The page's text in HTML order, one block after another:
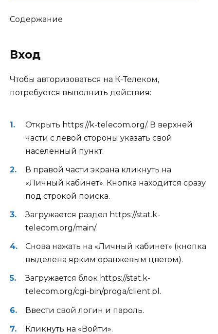
Содержание
Вход
Чтобы авторизоваться на К-Телеком,
потребуется выполнить действия:
Открыть https://k-telecom.org/. В верхней
части с левой стороны указать свой
населенный пункт.
В правой части экрана кликнуть на
«Личный кабинет». Кнопка находится сразу
под строкой поиска.
Загружается раздел https://stat.k-
telecom.org/main/.
Снова нажать на «Личный кабинет» (кнопка
выделена ярким оранжевым цветом).
Загружается блок https://stat.k-
telecom.org/cgi-bin/proga/client.pl.
Ввести свой логин и пароль.
Кликнуть на «Войти».